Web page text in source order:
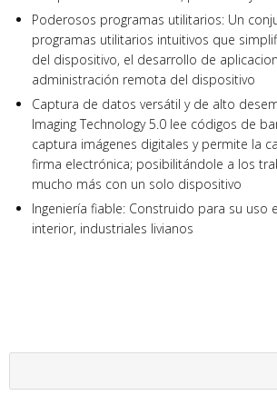
Poderosos programas utilitarios: Un
programas utilitarios intuitivos que
del dispositivo, el desarrollo de
administración remota del dispositivo
Captura de datos versátil y de alto
Imaging Technology 5.0 lee códigos de
captura imágenes digitales y permite la
firma electrónica; posibilitándole a los
mucho más con un solo dispositivo
Ingeniería fiable: Construido para su uso
interior, industriales livianos